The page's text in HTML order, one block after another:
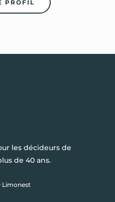
PROFIL
les décideurs de
de 40 ans.
Limonest